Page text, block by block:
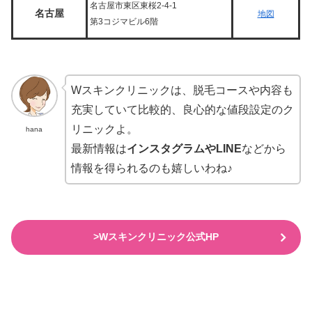
名古屋
名古屋市東区東桜2-4-1
第3コジマビル6階
地図
hana
Wスキンクリニックは、脱毛コースや内容も
充実していて比較的、良心的な値段設定のク
リニックよ。
最新情報はインスタグラムやLINEなどから
情報を得られるのも嬉しいわね♪
>Wスキンクリニック公式HP